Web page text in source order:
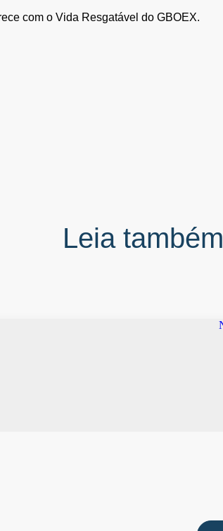
com o Vida Resgatável do GBOEX.
Leia também